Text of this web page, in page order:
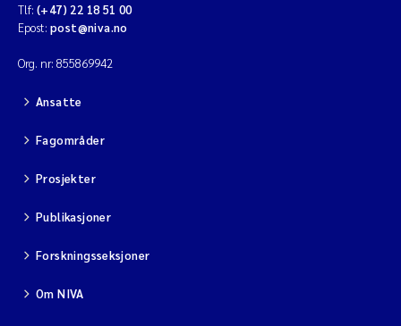
Tlf: (+47) 22 18 51 00
Epost: post@niva.no
Org. nr: 855869942
Ansatte
Fagområder
Prosjekter
Publikasjoner
Forskningsseksjoner
Om NIVA